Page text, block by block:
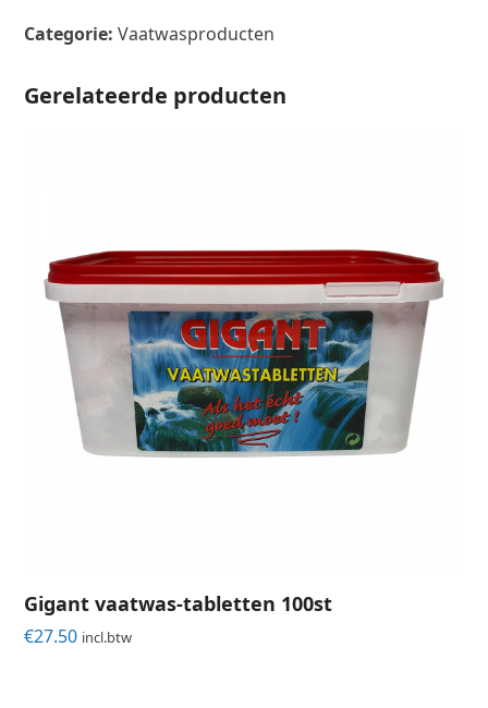
kg
Categorie:Vaatwasproducten
Gerelateerde producten
Gigant vaatwas-tabletten 100st
€27.50 incl.btw